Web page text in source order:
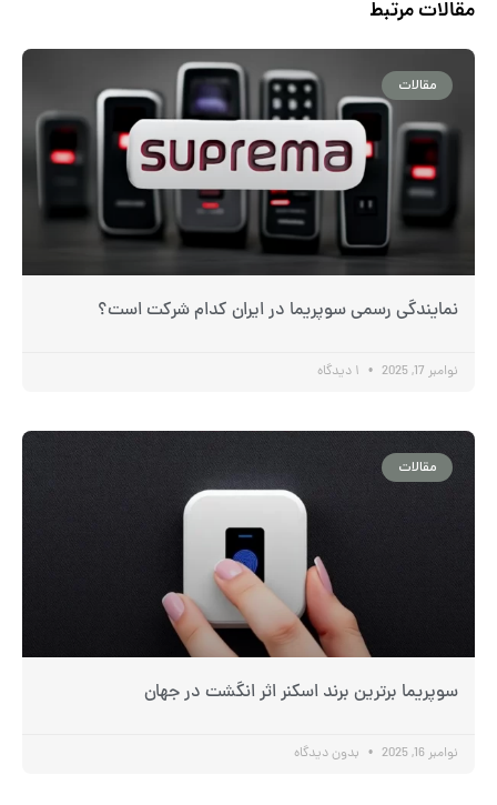
مقالات مرتبط
مقالات
نمایندگی رسمی سوپریما در ایران کدام شرکت است؟
نوامبر 17, 2025
مقالات
سوپریما برترین برند اسکنر اثر انگشت در جهان
نوامبر 16, 2025 بدون دیدگاه